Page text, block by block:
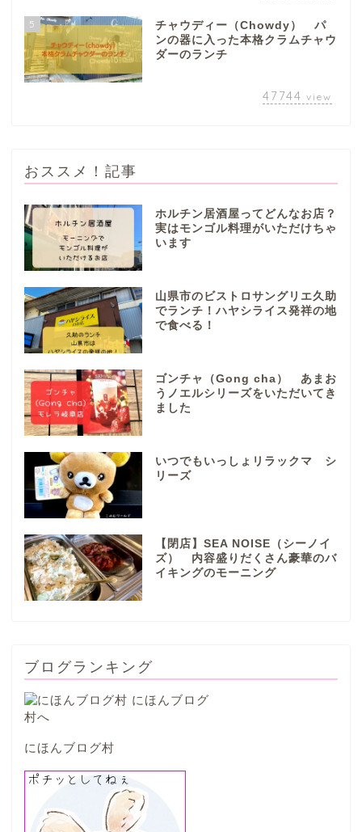
5
チャウディー（Chowdy） パ
ンの器に入った本格クラムチャウ
ダーのランチ
47744 view
おススメ！記事
ホルチン居酒屋ってどんなお店？
実はモンゴル料理がいただけちゃ
います
山県市のビストロサングリエ久助
でランチ！ハヤシライス発祥の地
で食べる！
ゴンチャ（Gong cha） あまお
うノエルシリーズをいただいてき
ました
いつでもいっしょリラックマ シ
リーズ
【閉店】SEA NOISE（シーノイ
ズ） 内容盛りだくさん豪華のバ
イキングのモーニング
ブログランキング
にほんブログ村
ぎふまるけとは。
ぎふまるけ内の記事と写真
（画像）＆掲載情報につい
ての注意事項など
岐阜地域
各務原市
山県市